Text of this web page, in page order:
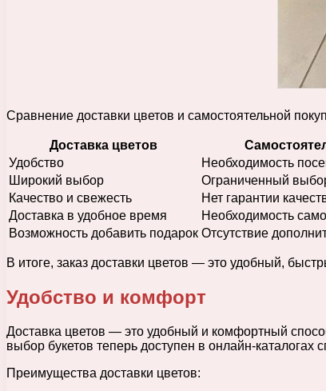
Сравнение доставки цветов и самостоятельной
Доставка цветов
Удобство
Необходимость
Широкий выбор
Ограниченный
Качество и свежесть
Нет гарантии
Доставка в удобное время
Необходимость
Возможность добавить подарок Отсутствие
В итоге, заказ доставки цветов — это удобный,
Удобство и комфорт
Доставка цветов — это удобный и комфортный
выбор букетов теперь доступен в онлайн-каталогах
Преимущества доставки цветов: